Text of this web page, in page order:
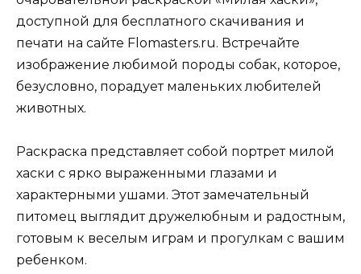
доступной для бесплатного скачивания и
печати на сайте Flomasters.ru. Встречайте
изображение любимой породы собак, которое,
безусловно, порадует маленьких любителей
животных.
Раскраска представляет собой портрет милой
хаски с ярко выраженными глазами и
характерными ушами. Этот замечательный
питомец выглядит дружелюбным и радостным,
готовым к веселым играм и прогулкам с вашим
ребенком.